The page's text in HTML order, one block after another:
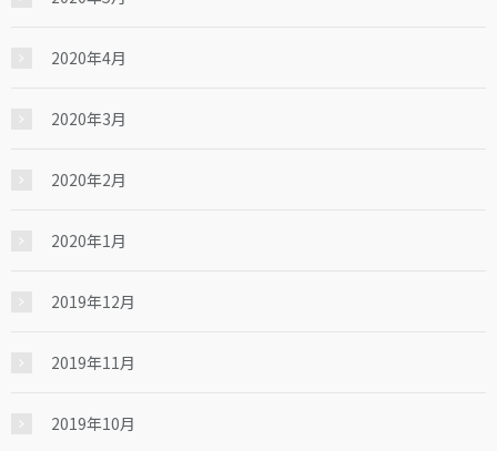
2020年4月
2020年3月
2020年2月
2020年1月
2019年12月
2019年11月
2019年10月